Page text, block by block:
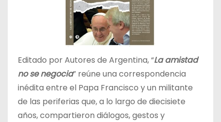
Editado por Autores de Argentina, “La amistad
no se negocia” reúne una correspondencia
inédita entre el Papa Francisco y un militante
de las periferias que, a lo largo de diecisiete
años, compartieron diálogos, gestos y